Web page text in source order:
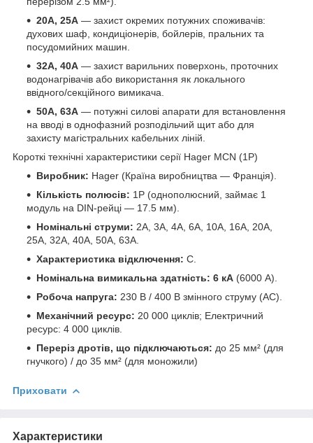
20А, 25А — захист окремих потужних споживачів:
духових шаф, кондиціонерів, бойлерів, пральних та
посудомийних машин.
32А, 40А — захист варильних поверхонь, проточних
водонагрівачів або використання як локального
ввідного/секційного вимикача.
50А, 63А — потужні силові апарати для встановлення
на вводі в однофазний розподільчий щит або для
захисту магістральних кабельних ліній.
Короткі технічні характеристики серії Hager MCN (1P)
Виробник: Hager (Країна виробництва — Франція).
Кількість полюсів: 1P (однополюсний, займає 1
модуль на DIN-рейці — 17.5 мм).
Номінальні струми: 2A, 3A, 4A, 6A, 10A, 16A, 20A,
25A, 32A, 40A, 50A, 63A.
Характеристика відключення: C.
Номінальна вимикальна здатність: 6 кА (6000 А).
Робоча напруга: 230 В / 400 В змінного струму (AC).
Механічний ресурс: 20 000 циклів; Електричний
ресурс: 4 000 циклів.
Переріз дротів, що підключаються: до 25 мм² (для
гнучкого) / до 35 мм² (для моножили)
Приховати
Характеристики